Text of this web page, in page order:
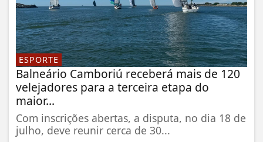
ESPORTE
Balneário Camboriú receberá mais de 120
velejadores para a terceira etapa do
maior...
Com inscrições abertas, a disputa, no dia 18 de
julho, deve reunir cerca de 30...